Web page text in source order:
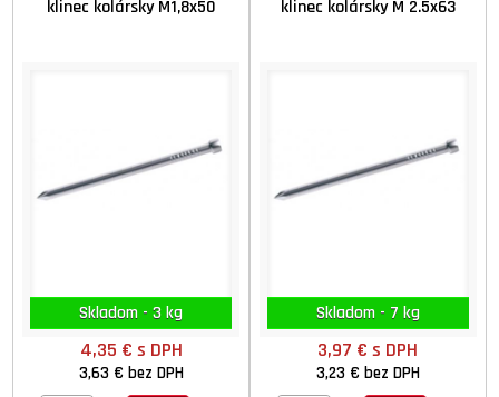
klinec kolársky M1,8x50
Skladom - 3 kg
4,35 € s DPH
3,63 € bez DPH
klinec kolársky M 2.5x63
Skladom - 7 kg
3,97 €s DPH
3,23 € bez DPH